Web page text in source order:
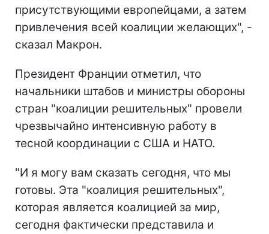
присутствующими европейцами, а затем
привлечения всей коалиции желающих", -
сказал Макрон.
Президент Франции отметил, что
начальники штабов и министры обороны
стран "коалиции решительных" провели
чрезвычайно интенсивную работу в
тесной координации с США и НАТО.
"И я могу вам сказать сегодня, что мы
готовы. Эта "коалиция решительных",
которая является коалицией за мир,
сегодня фактически представила и